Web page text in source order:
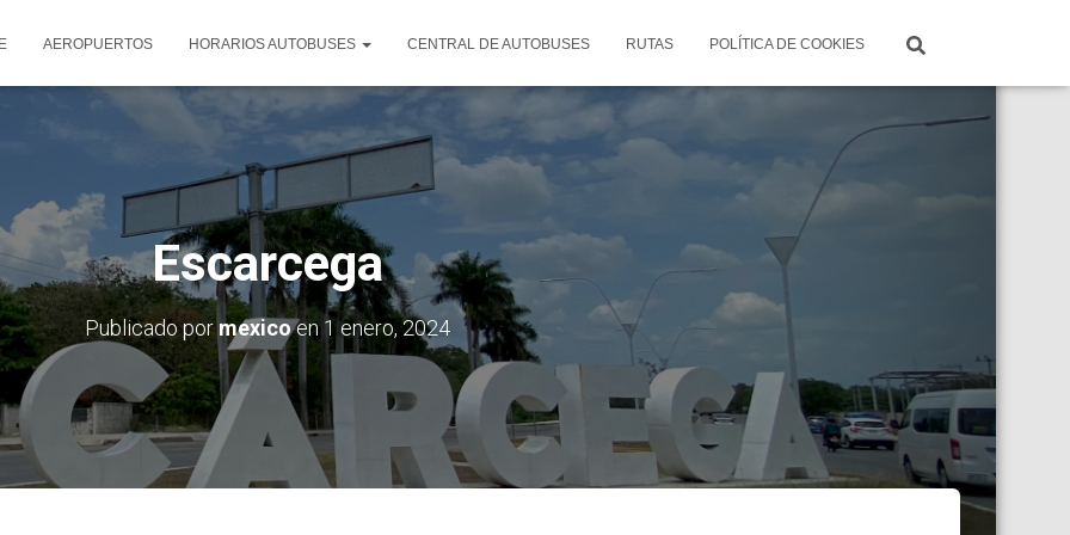
AEROPUERTOS HORARIOS AUTOBUSES CENTRAL DE AUTOBUSES RUTAS POLÍTICA DE COOKIES
Escarcega
Publicado pormexicoen1 enero, 2024